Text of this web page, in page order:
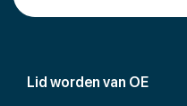
Lid worden van OE